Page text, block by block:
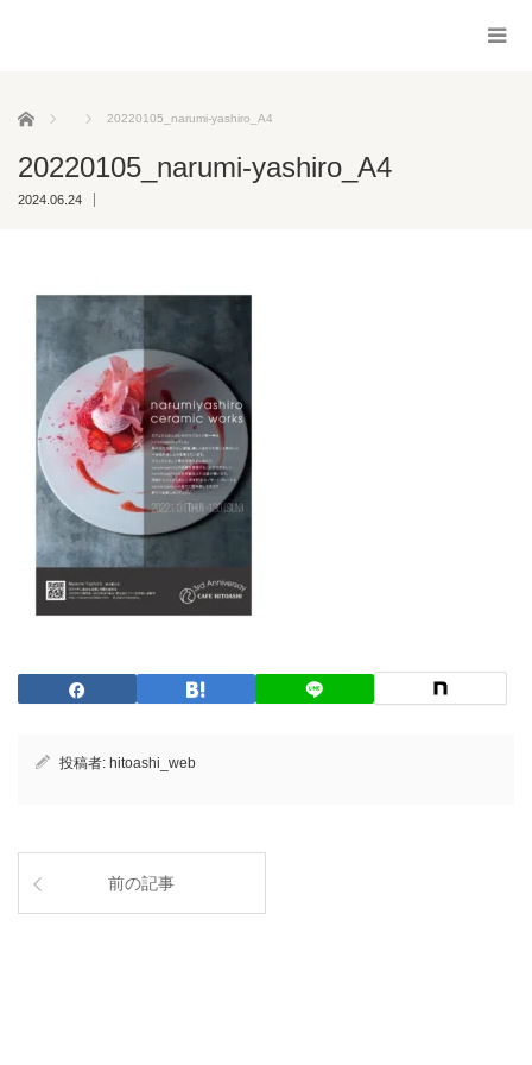
ホーム 20220105_narumi-yashiro_A4
20220105_narumi-yashiro_A4
2024.06.24
投稿者: hitoashi_web
前の記事